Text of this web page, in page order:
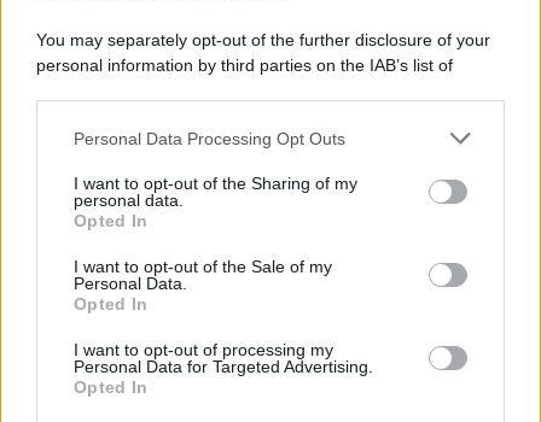
You may separately opt-out of the further disclosure of your
personal information by third parties on the IAB’s list of
This information may also be disclosed by us to third parties
disclose it to other third parties.
Please note that this website/app uses one or more Google
services and may gather and store information including but
not limited to your visit or usage behaviour. You may click to
grant or deny consent to Google and its third-party tags to
consent section.
Personal Data Processing Opt Outs
I want to opt-out of the Sharing of my
personal data.
Opted In
I want to opt-out of the Sale of my
Personal Data.
Opted In
I want to opt-out of processing my
Personal Data for Targeted Advertising.
Opted In
Il cammino italiano che tutti possono
fare in un giorno conquista sempre più
viaggiatori
Il 12 agosto il cielo cambierà volto:
l’eclissi che mancava dal 1999 sarà
visibile dall’Italia
È stato eletto il sentiero più bello del
Regno Unito: il paesaggio lascia senza